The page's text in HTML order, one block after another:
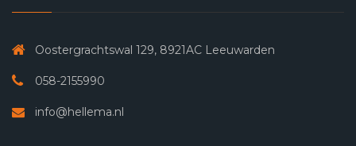
Oostergrachtswal 129, 8921AC Leeuwarden
058-2155990
info@hellema.nl